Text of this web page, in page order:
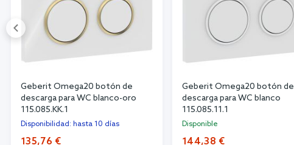
Geberit Omega20 botón de
descarga para WC blanco-oro
115.085.KK.1
Disponibilidad: hasta 10 días
135,76 €
Geberit Omega20 botón de
descarga para WC blanco
115.085.11.1
Disponible
144,38 €